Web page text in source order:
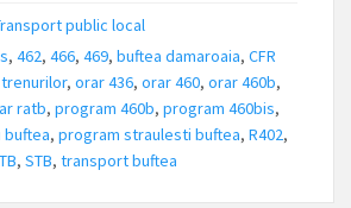
public local
, 462, 466, 469, buftea damaroaia, CFR
, orar 436, orar 460, orar 460b,
ratb, program 460b, program 460bis,
, program straulesti buftea, R402,
, STB, transport buftea